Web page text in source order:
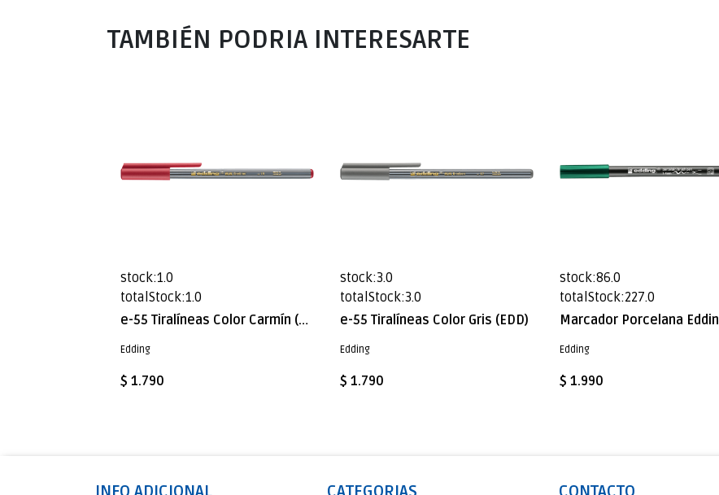
TAMBIÉN PODRIA INTERESARTE
stock:1.0
totalStock:1.0
e-55 Tiralíneas Color Carmín (EDD)
Edding
$ 1.790
stock:3.0
totalStock:3.0
e-55 Tiralíneas Color Gris (EDD)
Edding
$ 1.790
stock:86.0
totalStock:227.0
Edding
$ 1.990